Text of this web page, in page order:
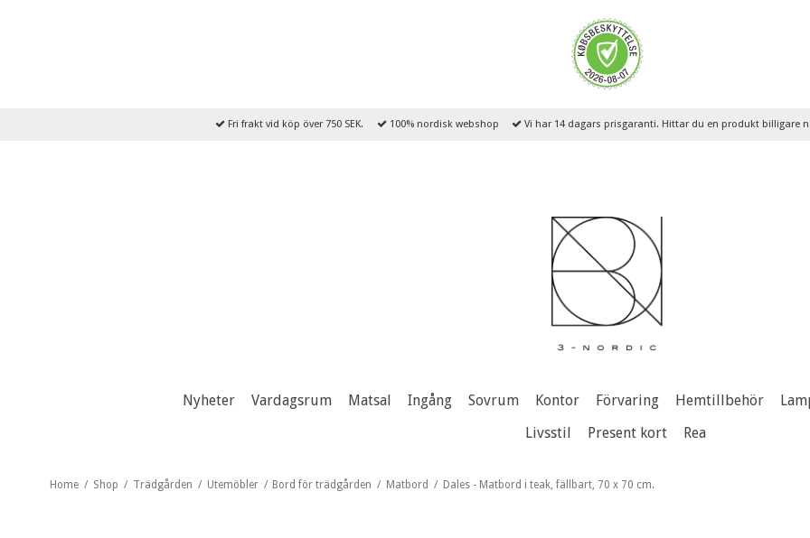
Fri frakt vid köp över 750 SEK. 100% nordisk webshop Vi har 14 dagars prisgaranti. Hittar du en produkt billigare
Nyheter Vardagsrum Matsal Ingång Sovrum Kontor Förvaring Hemtillbehör
Livsstil
Present kort Rea
Home / Shop / Trädgården / Utemöbler / Bord för trädgården / Matbord / Dales - Matbord i teak, fällbart, 70 x 70 cm.